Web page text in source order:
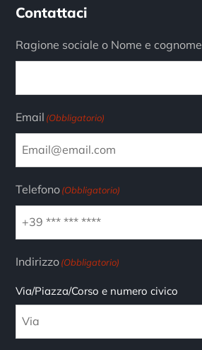
Contattaci
Ragione sociale o Nome e cognome
Email (Obbligatorio)
Telefono(Obbligatorio)
Indirizzo(Obbligatorio)
Via/Piazza/Corso e numero civico